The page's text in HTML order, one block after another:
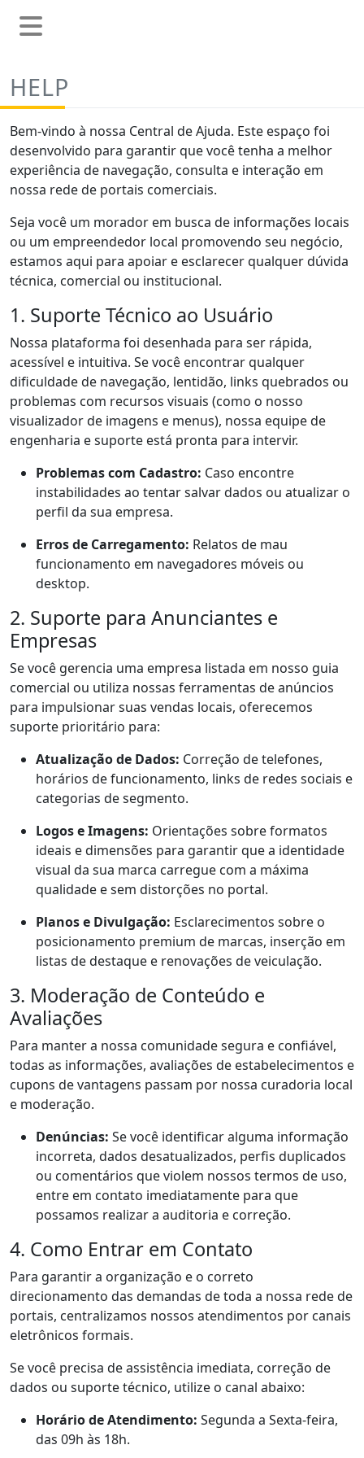
HELP
Bem-vindo à nossa Central de Ajuda. Este espaço foi
desenvolvido para garantir que você tenha a melhor
experiência de navegação, consulta e interação em
nossa rede de portais comerciais.
Seja você um morador em busca de informações locais
ou um empreendedor local promovendo seu negócio,
estamos aqui para apoiar e esclarecer qualquer dúvida
técnica, comercial ou institucional.
1. Suporte Técnico ao Usuário
Nossa plataforma foi desenhada para ser rápida,
acessível e intuitiva. Se você encontrar qualquer
dificuldade de navegação, lentidão, links quebrados ou
problemas com recursos visuais (como o nosso
visualizador de imagens e menus), nossa equipe de
engenharia e suporte está pronta para intervir.
Problemas com Cadastro: Caso encontre
instabilidades ao tentar salvar dados ou atualizar o
perfil da sua empresa.
Erros de Carregamento: Relatos de mau
funcionamento em navegadores móveis ou
desktop.
2. Suporte para Anunciantes e
Empresas
Se você gerencia uma empresa listada em nosso guia
comercial ou utiliza nossas ferramentas de anúncios
para impulsionar suas vendas locais, oferecemos
suporte prioritário para:
Atualização de Dados: Correção de telefones,
horários de funcionamento, links de redes sociais e
categorias de segmento.
Logos e Imagens: Orientações sobre formatos
ideais e dimensões para garantir que a identidade
visual da sua marca carregue com a máxima
qualidade e sem distorções no portal.
Planos e Divulgação: Esclarecimentos sobre o
posicionamento premium de marcas, inserção em
listas de destaque e renovações de veiculação.
3. Moderação de Conteúdo e
Avaliações
Para manter a nossa comunidade segura e confiável,
todas as informações, avaliações de estabelecimentos e
cupons de vantagens passam por nossa curadoria local
e moderação.
Denúncias: Se você identificar alguma informação
incorreta, dados desatualizados, perfis duplicados
ou comentários que violem nossos termos de uso,
entre em contato imediatamente para que
possamos realizar a auditoria e correção.
4. Como Entrar em Contato
Para garantir a organização e o correto
direcionamento das demandas de toda a nossa rede de
portais, centralizamos nossos atendimentos por canais
eletrônicos formais.
Se você precisa de assistência imediata, correção de
dados ou suporte técnico, utilize o canal abaixo:
Horário de Atendimento: Segunda a Sexta-feira,
das 09h às 18h.